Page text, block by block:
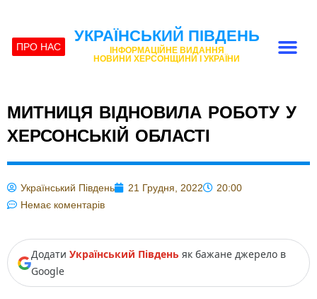
ПРО НАС
УКРАЇНСЬКИЙ ПІВДЕНЬ
ІНФОРМАЦІЙНЕ ВИДАННЯ
НОВИНИ ХЕРСОНЩИНИ І УКРАЇНИ
МИТНИЦЯ ВІДНОВИЛА РОБОТУ У
ХЕРСОНСЬКІЙ ОБЛАСТІ
Український Південь 21 Грудня, 2022
20:00
Немає коментарів
Додати Український Південь як бажане джерело в
Google